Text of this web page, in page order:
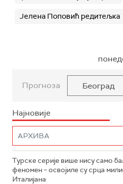
Јелена Поповић редитељка
Прогноза
Најновије
Турске серије више нису само
феномен – освојиле су срца
Италијана